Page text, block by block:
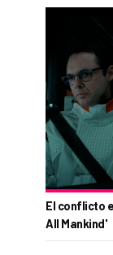
El conflicto
All Mankind'